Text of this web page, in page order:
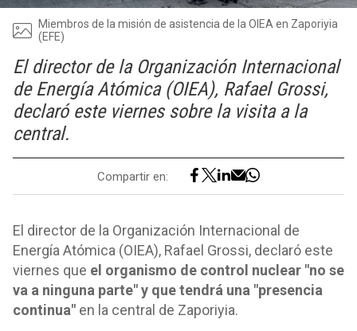
Miembros de la misión de asistencia de la OIEA en Zaporiyia
(EFE)
El director de la Organización Internacional
de Energía Atómica (OIEA), Rafael Grossi,
declaró este viernes sobre la visita a la
central.
Compartir en:
El director de la Organización Internacional de
Energía Atómica (OIEA), Rafael Grossi, declaró este
viernes que el organismo de control nuclear "no se
va a ninguna parte" y que tendrá una "presencia
continua" en la central de Zaporiyia.